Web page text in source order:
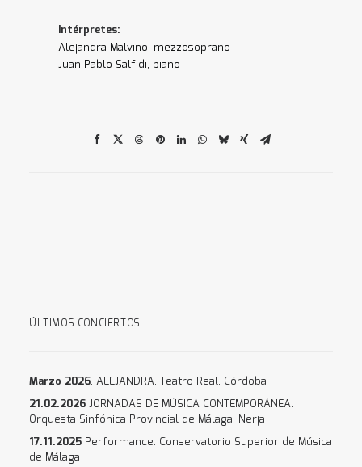
Intérpretes:
Alejandra Malvino, mezzosoprano
Juan Pablo Salfidi, piano
ÚLTIMOS CONCIERTOS
Marzo 2026. ALEJANDRA, Teatro Real, Córdoba
21.02.2026JORNADAS DE MÚSICA CONTEMPORÁNEA.
Orquesta Sinfónica Provincial de Málaga, Nerja
17.11.2025 Performance. Conservatorio Superior de Música
de Málaga